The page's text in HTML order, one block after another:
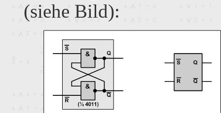
(siehe Bild):